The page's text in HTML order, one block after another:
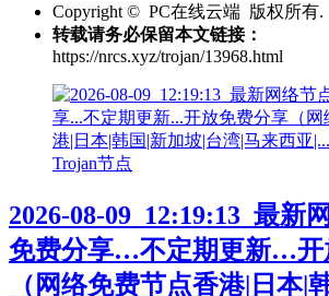
Copyright © PC在线云端 版权所有.
转载请务必保留本文链接：
https://nrcs.xyz/trojan/13968.html
Trojan节点
2026-08-09_12:19:13_最新
免费分享…不定期更新…开
（网络免费节点香港|日本|